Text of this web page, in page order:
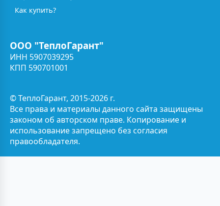
Как купить?
ООО "ТеплоГарант"
ИНН 5907039295
КПП 590701001
© ТеплоГарант, 2015-2026 г.
Все права и материалы данного сайта защищены
законом об авторском праве. Копирование и
использование запрещено без согласия
правообладателя.